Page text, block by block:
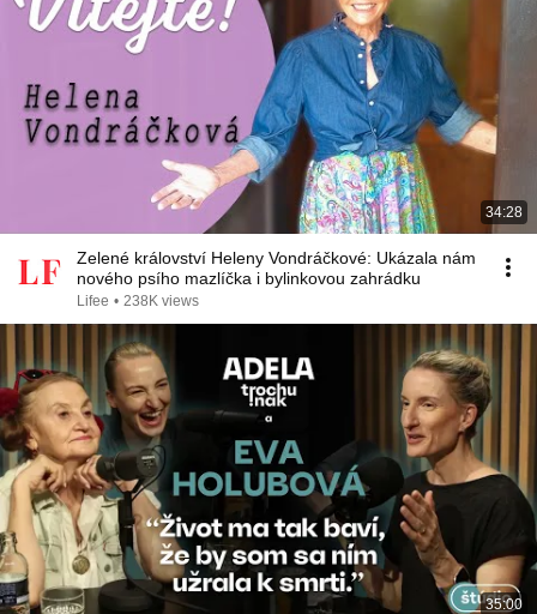
34:28
Zelené království Heleny Vondráčkové: Ukázala nám
nového psího mazlíčka i bylinkovou zahrádku
Lifee • 238K views
35:00